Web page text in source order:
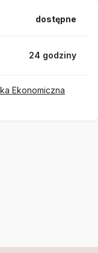
dostępne
24 godziny
Ekonomiczna